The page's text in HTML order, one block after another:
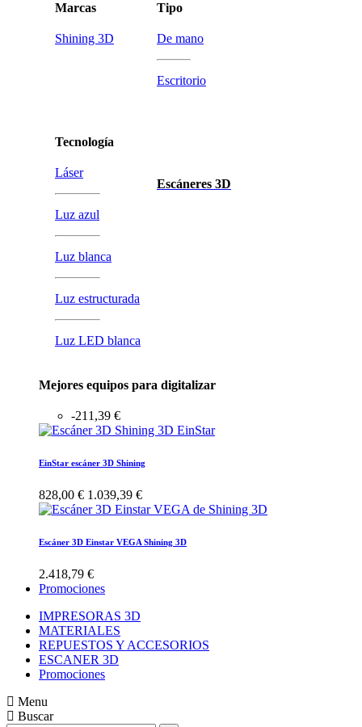
Marcas
Shining 3D
Tecnología
Láser
Luz azul
Luz blanca
Luz estructurada
Luz LED blanca
Tipo
De mano
Escritorio
Escáneres 3D
Mejores equipos para digitalizar
-211,39 €
EinStar escáner 3D Shining
828,00 € 1.039,39 €
Escáner 3D Einstar VEGA Shining 3D
2.418,79 €
Promociones
IMPRESORAS 3D
MATERIALES
REPUESTOS Y ACCESORIOS
ESCANER 3D
Promociones
Menu
Buscar